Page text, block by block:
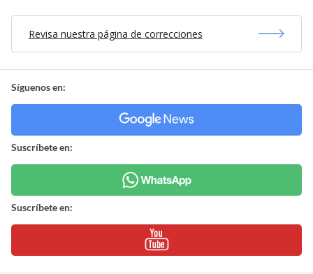
Revisa nuestra página de correcciones
Síguenos en:
Suscríbete en:
Suscríbete en: